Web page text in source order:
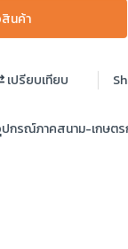
นค้า
เปรียบเทียบ
กรณ์ภาคสนาม-เกษตร